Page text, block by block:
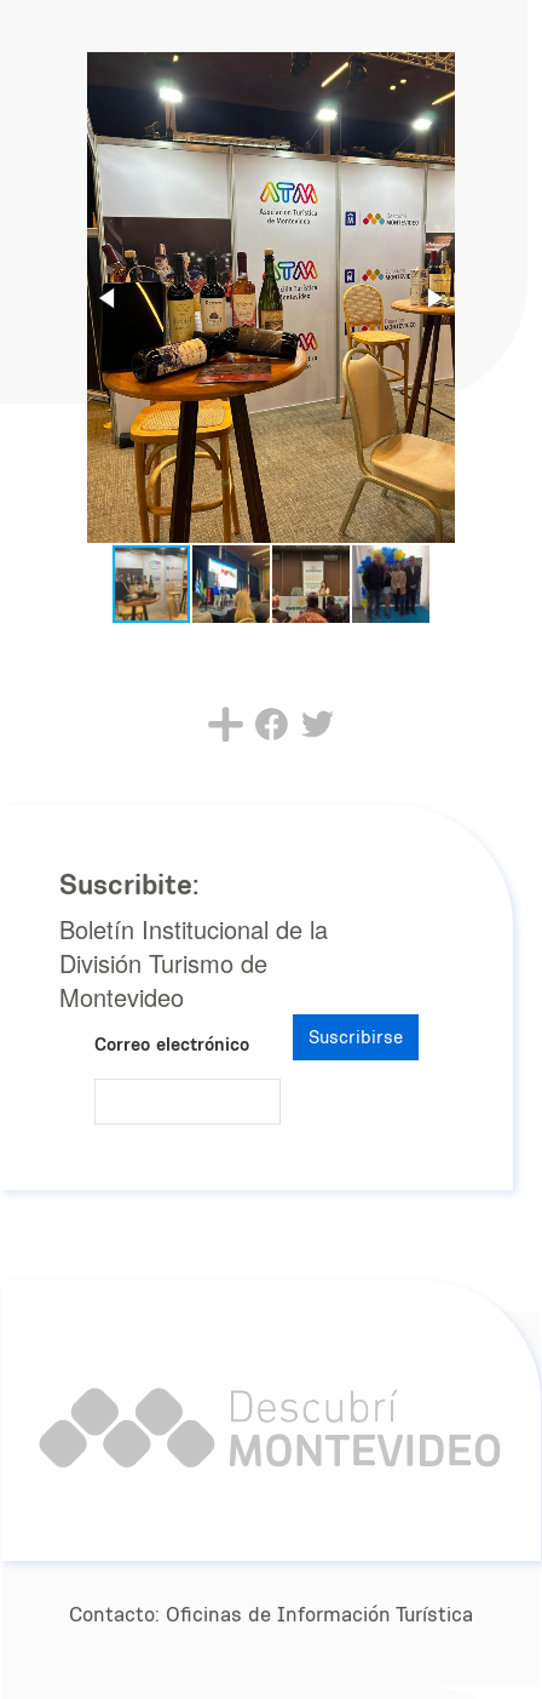
Suscribite:
Boletín Institucional de la
División Turismo de
Montevideo
Correo electrónico Suscribirse
Contacto: Oﬁcinas de Información Turística